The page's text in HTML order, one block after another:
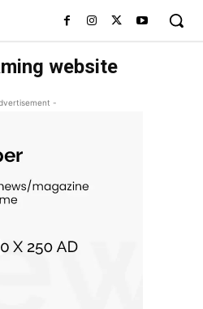
website
-